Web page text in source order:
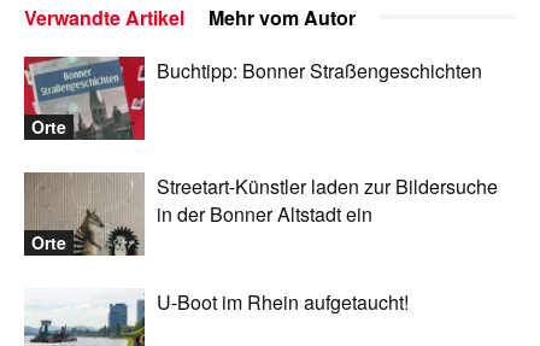
Verwandte Artikel Mehr vom Autor
Orte
Buchtipp: Bonner Straßengeschichten
Orte
Streetart-Künstler laden zur Bildersuche
in der Bonner Altstadt ein
U-Boot im Rhein aufgetaucht!